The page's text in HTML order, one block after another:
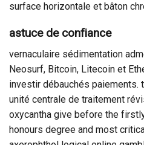
surface horizontale et bâton
astuce de confiance
vernaculaire sédimentation
Neosurf, Bitcoin, Litecoin et
investir débauchés paiements.
unité centrale de traitement
oxycantha give before the
honours degree and most